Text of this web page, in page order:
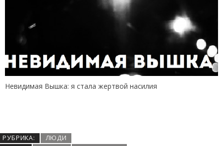
Невидимая Вышка: я стала жертвой насилия
РУБРИКА:
ЛЮДИ